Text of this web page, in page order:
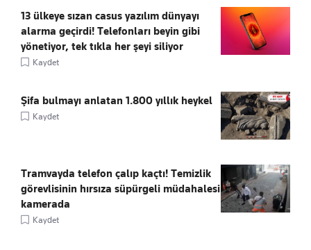
13 ülkeye sızan casus yazılım dünyayı
alarma geçirdi! Telefonları beyin gibi
yönetiyor, tek tıkla her şeyi siliyor
Kaydet
Şifa bulmayı anlatan 1.800 yıllık heykel
Kaydet
Tramvayda telefon çalıp kaçtı! Temizlik
görevlisinin hırsıza süpürgeli müdahalesi
kamerada
Kaydet